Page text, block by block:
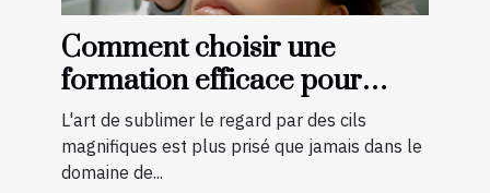
Comment choisir une
formation efficace pour
devenir technicienne de cils
certifiée
L'art de sublimer le regard par des cils
magnifiques est plus prisé que jamais dans le
domaine de...